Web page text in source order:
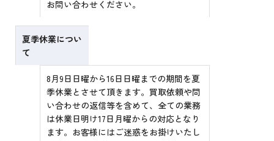
お問い合わせください。
夏季休業につい
て
8月9日日曜から16日日曜までの期間を夏
季休業とさせて頂きます。買取依頼や問
い合わせの返信等を含めて、全ての業務
は休業日明け17日月曜からの対応となり
ます。お客様にはご迷惑をお掛けいたし